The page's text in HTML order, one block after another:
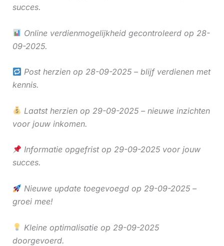
succes.
Online verdienmogelijkheid gecontroleerd op 28-
09-2025.
Post herzien op 28-09-2025 – blijf verdienen met
kennis.
Laatst herzien op 29-09-2025 – nieuwe inzichten
voor jouw inkomen.
Informatie opgefrist op 29-09-2025 voor jouw
succes.
Nieuwe update toegevoegd op 29-09-2025 –
groei mee!
Kleine optimalisatie op 29-09-2025
doorgevoerd.